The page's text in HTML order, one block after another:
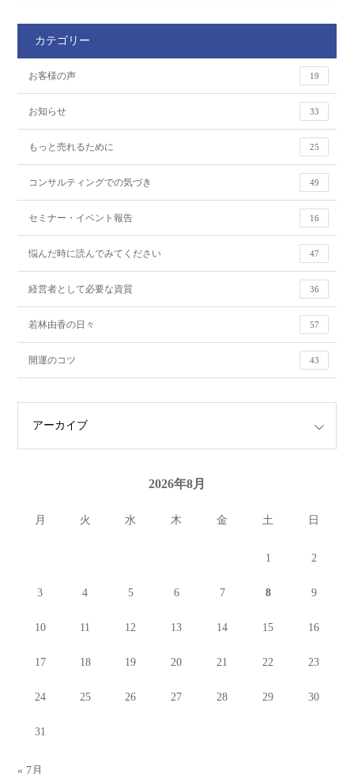
カテゴリー
お客様の声 19
お知らせ 33
もっと売れるために 25
コンサルティングでの気づき 49
セミナー・イベント報告 16
悩んだ時に読んでみてください 47
経営者として必要な資質 36
若林由香の日々 57
開運のコツ 43
2026年8月
月 火 水 木 金 土 日
1 2
3 4 5 6 7 8 9
10 11 12 13 14 15 16
17 18 19 20 21 22 23
24 25 26 27 28 29 30
31
« 7月